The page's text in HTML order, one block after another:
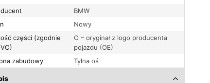
BMW
Nowy
części (zgodnie
O – oryginał z logo producenta
pojazdu (OE)
zabudowy
Tylna oś